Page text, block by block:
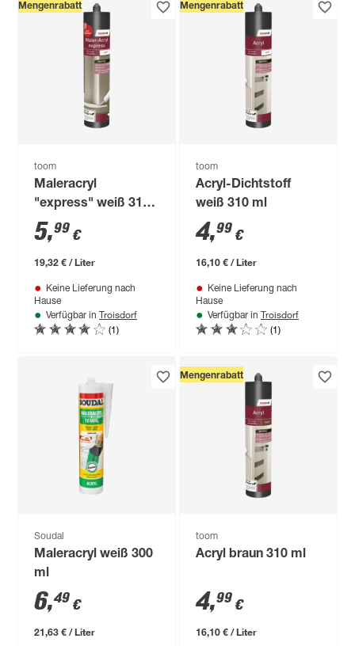
Mengenrabatt
toom
Maleracryl
"express" weiß 310
ml
5,99 €
19,32 € / Liter
Keine Lieferung nach
Hause
Verfügbar in Troisdorf
(1)
Mengenrabatt
toom
Acryl-Dichtstoff
weiß 310 ml
4,99 €
16,10 € / Liter
Keine Lieferung nach
Hause
Verfügbar in Troisdorf
(1)
Soudal
Maleracryl weiß 300
ml
6,49 €
21,63 € / Liter
Mengenrabatt
toom
Acryl braun 310 ml
4,99 €
16,10 € / Liter